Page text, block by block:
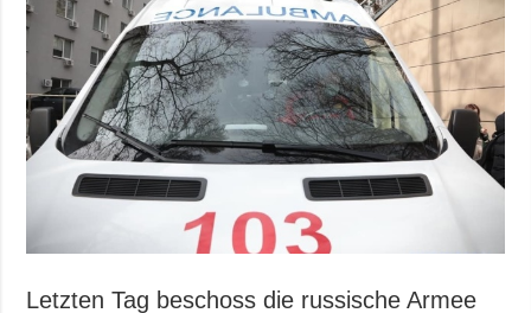
Letzten Tag beschoss die russische Armee